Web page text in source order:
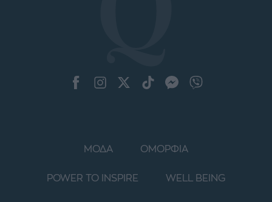
ΜΟΔΑ ΟΜΟΡΦΙΑ
POWER TO INSPIRE WELL BEING